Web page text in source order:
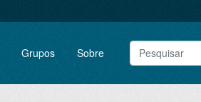
Grupos Sobre